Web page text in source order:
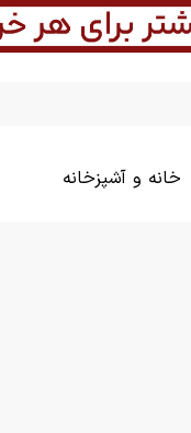
خانه و آشپزخانه